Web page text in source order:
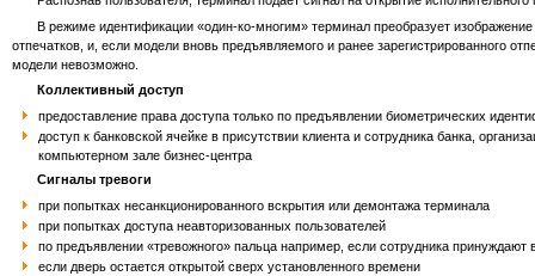
В режиме идентификации «один-ко-многим» терминал преобразует
отпечатков, и, если модели вновь предъявляемого и ранее зарегистрированного
модели невозможно.
Коллективный доступ
предоставление права доступа только по предъявлении биометрических
доступ к банковской ячейке в присутствии клиента и сотрудника банка,
компьютерном зале бизнес-центра
Сигналы тревоги
при попытках несанкционированного вскрытия или демонтажа терминала
при попытках доступа неавторизованных пользователей
по предъявлении «тревожного» пальца например, если сотрудника
если дверь остается открытой сверх установленного времени